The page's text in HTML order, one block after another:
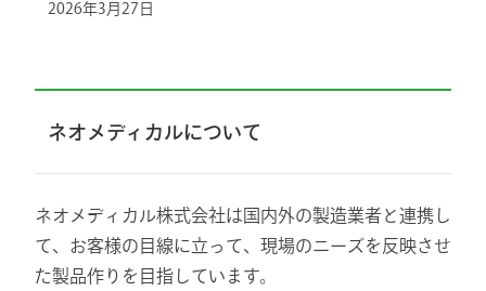
2026年3月27日
ネオメディカルについて
ネオメディカル株式会社は国内外の製造業者と連携し
て、お客様の目線に立って、現場のニーズを反映させ
た製品作りを目指しています。